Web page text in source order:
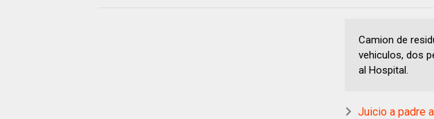
Camion de
vehiculos, dos
al Hospital.
Juicio a padre